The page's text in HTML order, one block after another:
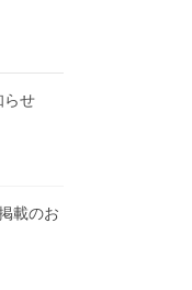
らせ
載のお